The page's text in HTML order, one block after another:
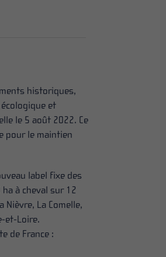
historiques,
et
le 5 août 2022. Ce
pour le maintien
label fixe des
à cheval sur 12
Nièvre, La Comelle,
et-Loire.
de France :